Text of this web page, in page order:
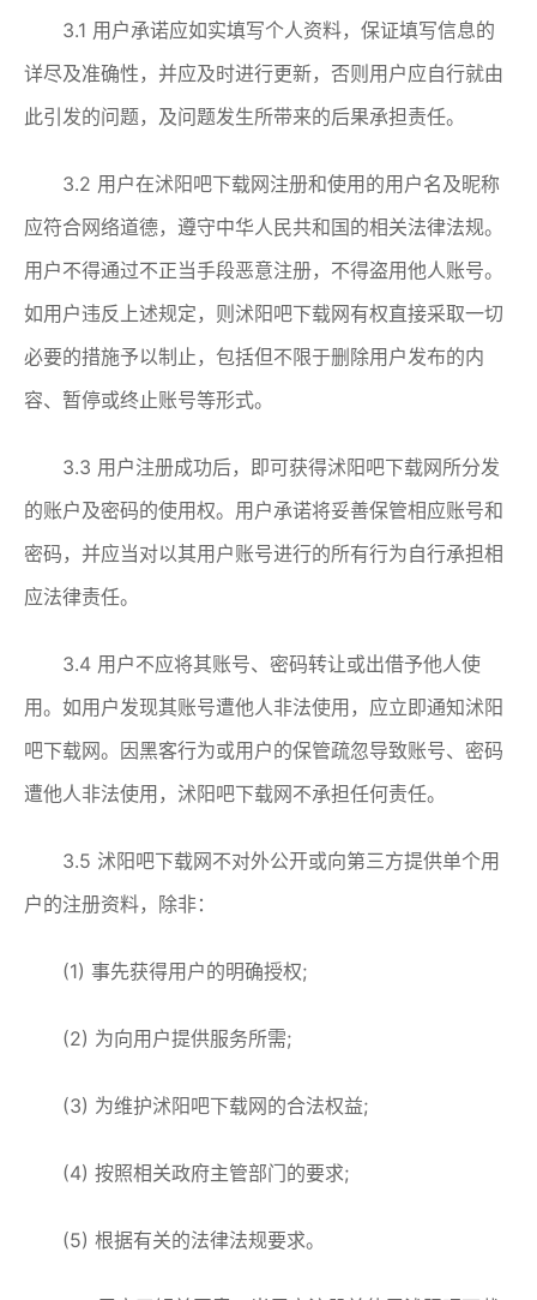
3.1 用户承诺应如实填写个人资料，保证填写信息的
详尽及准确性，并应及时进行更新，否则用户应自行就由
此引发的问题，及问题发生所带来的后果承担责任。
3.2 用户在沭阳吧下载网注册和使用的用户名及昵称
应符合网络道德，遵守中华人民共和国的相关法律法规。
用户不得通过不正当手段恶意注册，不得盗用他人账号。
如用户违反上述规定，则沭阳吧下载网有权直接采取一切
必要的措施予以制止，包括但不限于删除用户发布的内
容、暂停或终止账号等形式。
3.3 用户注册成功后，即可获得沭阳吧下载网所分发
的账户及密码的使用权。用户承诺将妥善保管相应账号和
密码，并应当对以其用户账号进行的所有行为自行承担相
应法律责任。
3.4 用户不应将其账号、密码转让或出借予他人使
用。如用户发现其账号遭他人非法使用，应立即通知沭阳
吧下载网。因黑客行为或用户的保管疏忽导致账号、密码
遭他人非法使用，沭阳吧下载网不承担任何责任。
3.5 沭阳吧下载网不对外公开或向第三方提供单个用
户的注册资料，除非：
(1) 事先获得用户的明确授权;
(2) 为向用户提供服务所需;
(3) 为维护沭阳吧下载网的合法权益;
(4) 按照相关政府主管部门的要求;
(5) 根据有关的法律法规要求。